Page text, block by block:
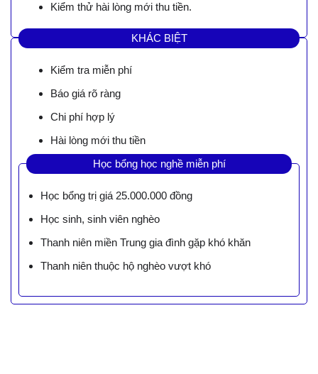
Kiểm thử hài lòng mới thu tiền.
KHÁC BIỆT
Kiểm tra miễn phí
Báo giá rõ ràng
Chi phí hợp lý
Hài lòng mới thu tiền
Học bổng học nghề miễn phí
Học bổng trị giá 25.000.000 đồng
Học sinh, sinh viên nghèo
Thanh niên miền Trung gia đình gặp khó khăn
Thanh niên thuộc hộ nghèo vượt khó